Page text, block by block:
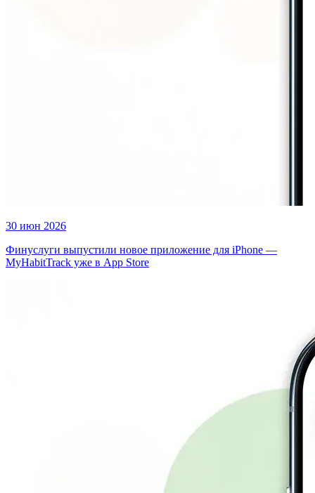
30 июн 2026
Финуслуги выпустили новое приложение для iPhone —
MyHabitTrack уже в App Store